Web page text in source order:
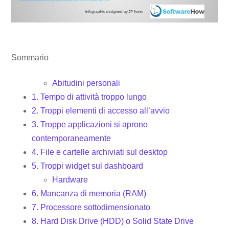
Sommario
Abitudini personali
1. Tempo di attività troppo lungo
2. Troppi elementi di accesso all’avvio
3. Troppe applicazioni si aprono
contemporaneamente
4. File e cartelle archiviati sul desktop
5. Troppi widget sul dashboard
Hardware
6. Mancanza di memoria (RAM)
7. Processore sottodimensionato
8. Hard Disk Drive (HDD) o Solid State Drive